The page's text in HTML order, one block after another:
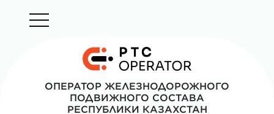
ОПЕРАТОР ЖЕЛЕЗНОДОРОЖНОГО
ПОДВИЖНОГО СОСТАВА
РЕСПУБЛИКИ КАЗАХСТАН